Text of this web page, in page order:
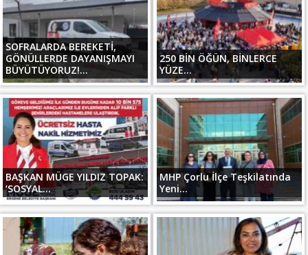
SOFRALARDA BEREKETİ,
GÖNÜLLERDE DAYANIŞMAYI
BÜYÜTÜYORUZ!...
250 BİN ÖĞÜN, BİNLERCE
YÜZE...
BAŞKAN MÜGE YILDIZ TOPAK:
‘SOSYAL...
MHP Çorlu İlçe Teşkilatında
Yeni...